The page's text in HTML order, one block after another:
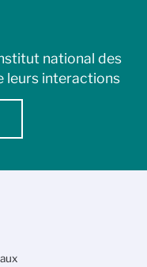
national des
leurs interactions